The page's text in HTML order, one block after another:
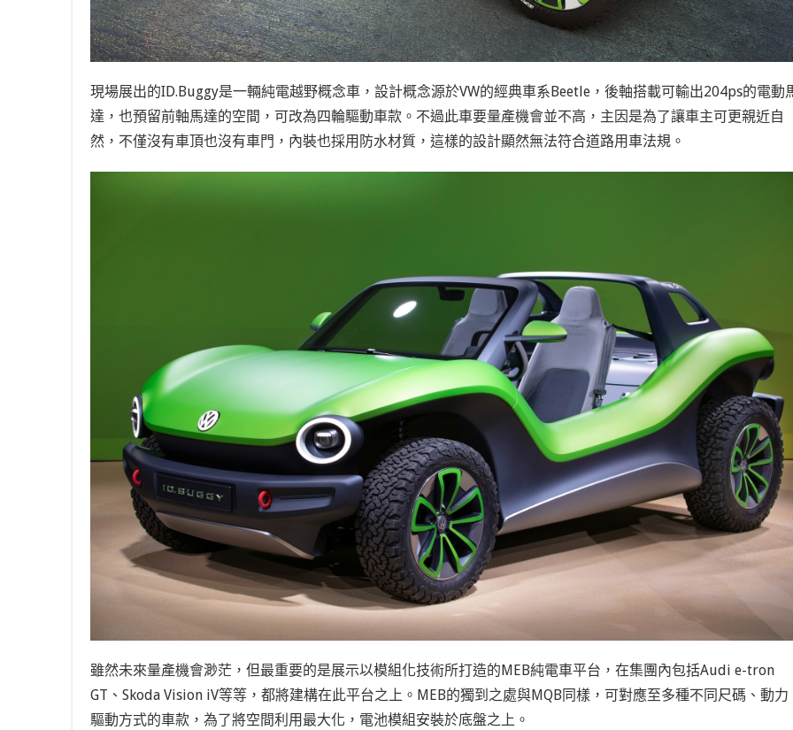
現場展出的ID.Buggy是一輛純電越野概念車，設計概念源於VW的經典車系Beetle，後軸搭載可輸出204ps的電動
達，也預留前軸馬達的空間，可改為四輪驅動車款。不過此車要量產機會並不高，主因是為了讓車主可更親近自
然，不僅沒有車頂也沒有車門，內裝也採用防水材質，這樣的設計顯然無法符合道路用車法規。
雖然未來量產機會渺茫，但最重要的是展示以模組化技術所打造的MEB純電車平台，在集團內包括Audi e-tron
GT、Skoda Vision iV等等，都將建構在此平台之上。MEB的獨到之處與MQB同樣，可對應至多種不同尺碼、動力
驅動方式的車款，為了將空間利用最大化，電池模組安裝於底盤之上。